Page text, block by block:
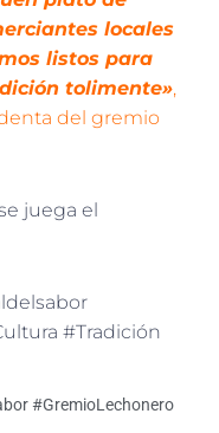
locales
listos para
tolimente»,
del gremio
juega el
#Tradición
#GremioLechonero